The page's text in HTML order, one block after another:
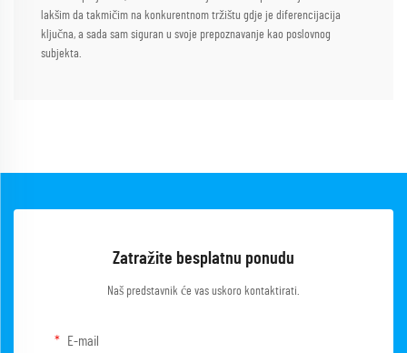
lakšim da takmičim na konkurentnom tržištu gdje je diferencijacija
ključna, a sada sam siguran u svoje prepoznavanje kao poslovnog
subjekta.
Zatražite besplatnu ponudu
Naš predstavnik će vas uskoro kontaktirati.
E-mail